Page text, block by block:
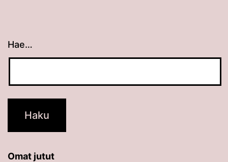
Hae…
Kun tuloksia tulee, voit selata niitä
Omat jutut